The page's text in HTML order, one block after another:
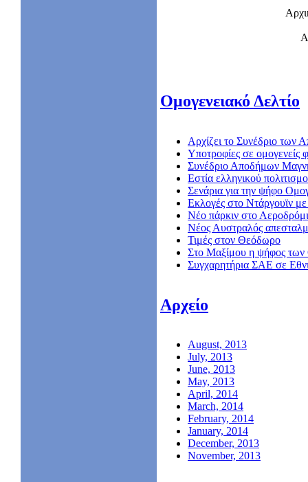
Ομογενειακό Δελτίο
Αρχίζει το Συνέδριο
Υποτροφίες σε ομογενείς
Συνέδριο Αποδήμων
Εστία ελληνικού
Σενάρια για την ψήφο
Εκλογές στο Ντάργουϊν με
Νέο πάρκιν στο
Nέος Αυστραλός
Τιμές στον Θεόδωρο
Στο Μαξίμου η ψήφος
Συγχαρητήρια ΣΑΕ σε
Αρχείο
August, 2013
July, 2013
June, 2013
May, 2013
April, 2014
March, 2014
February, 2014
January, 2014
December, 2013
November, 2013